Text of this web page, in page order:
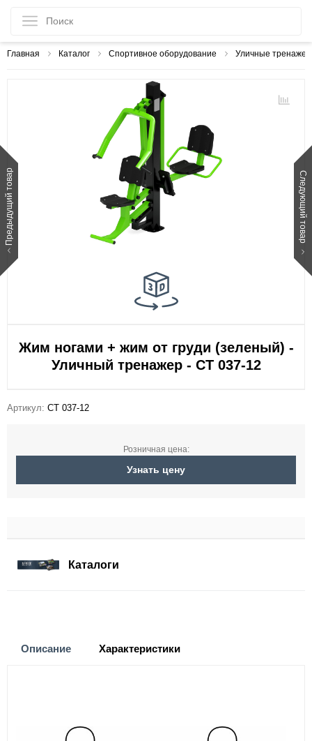
Главная Каталог Спортивное оборудование Уличные
Предыдущий товар Следующий товар
Жим ногами + жим от груди (зеленый) -
Уличный тренажер - СТ 037-12
Артикул: СТ 037-12
Розничная цена:
Узнать цену
Каталоги
Описание Характеристики